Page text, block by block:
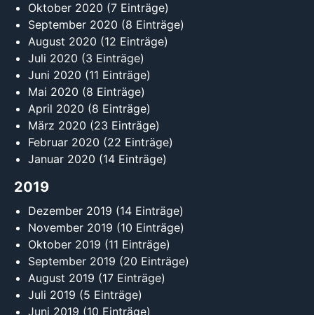
Oktober 2020 (7 Einträge)
September 2020 (8 Einträge)
August 2020 (12 Einträge)
Juli 2020 (3 Einträge)
Juni 2020 (11 Einträge)
Mai 2020 (8 Einträge)
April 2020 (8 Einträge)
März 2020 (23 Einträge)
Februar 2020 (22 Einträge)
Januar 2020 (14 Einträge)
2019
Dezember 2019 (14 Einträge)
November 2019 (10 Einträge)
Oktober 2019 (11 Einträge)
September 2019 (20 Einträge)
August 2019 (17 Einträge)
Juli 2019 (5 Einträge)
Juni 2019 (10 Einträge)